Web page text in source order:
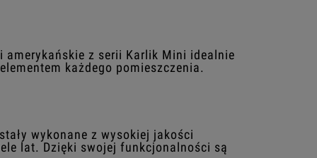
amerykańskie z serii Karlik Mini idealnie
każdego pomieszczenia.
wykonane z wysokiej jakości
lat. Dzięki swojej funkcjonalności są